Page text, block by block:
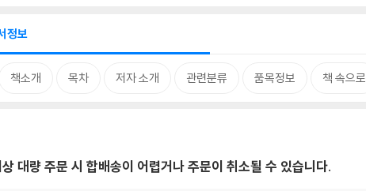
정보
책소개 목차 저자 소개 관련분류 품목정보 책 속으로
대량 주문 시 합배송이 어렵거나 주문이 취소될 수 있습니다.